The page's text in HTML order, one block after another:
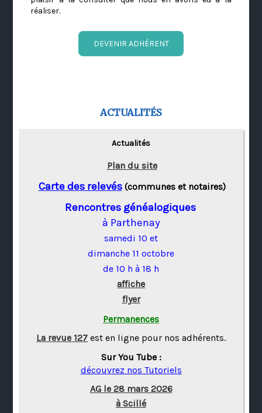
réaliser.
DEVENIR ADHÉRENT
ACTUALITÉS
Actualités
Plan du site
Carte des relevés(communes et notaires)
Rencontres généalogiques
à Parthenay
samedi 10 et
dimanche 11 octobre
de 10 h à 18 h
affiche
flyer
Permanences
La revue 127 est en ligne pour nos adhérents.
Sur You Tube :
découvrez nos Tutoriels
AG le 28 mars 2026
à Scillé